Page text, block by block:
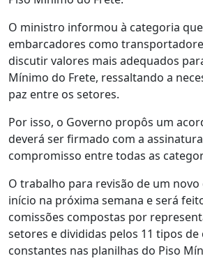
O ministro informou à categoria
embarcadores como
discutir valores mais adequados
Mínimo do Frete, ressaltando a
paz entre os setores.
Por isso, o Governo propôs um
deverá ser firmado com a
compromisso entre todas as
O trabalho para revisão de um
início na próxima semana e será
comissões compostas por
setores e divididas pelos 11 tipos de
constantes nas planilhas do Piso